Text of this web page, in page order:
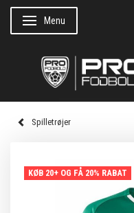
Skifte navigation
Menu
Spilletrøjer
KØB 20+ OG FÅ 20% RABAT